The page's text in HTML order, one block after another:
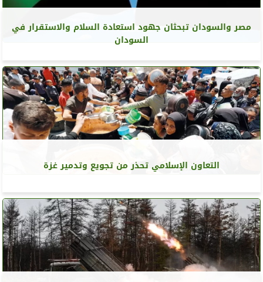
مصر والسودان تبحثان جهود استعادة السلام والاستقرار في
السودان
التعاون الإسلامي تحذر من تجويع وتدمير غزة